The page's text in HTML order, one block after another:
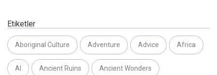
Etiketler
Aboriginal Culture Adventure Advice Africa
AI Ancient Ruins Ancient Wonders